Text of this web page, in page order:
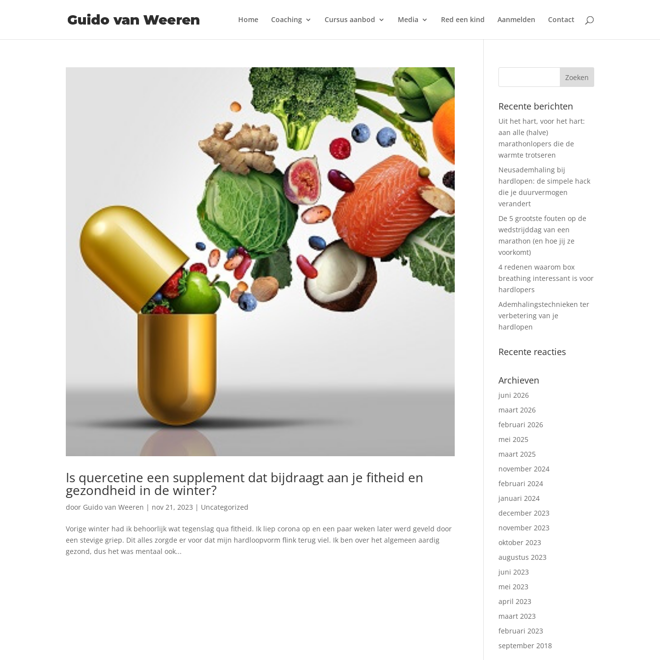
Home Coaching Cursus aanbod Media Red een kind Aanmelden Contact
Is quercetine een supplement dat bijdraagt aan je fitheid en
gezondheid in de winter?
door Guido van Weeren | nov 21, 2023 | Uncategorized
Vorige winter had ik behoorlijk wat tegenslag qua fitheid. Ik liep corona op en een paar weken later werd geveld door
een stevige griep. Dit alles zorgde er voor dat mijn hardloopvorm flink terug viel. Ik ben over het algemeen aardig
gezond, dus het was mentaal ook...
Recente berichten
Uit het hart, voor het hart:
aan alle (halve)
marathonlopers die de
warmte trotseren
Neusademhaling bij
hardlopen: de simpele hack
die je duurvermogen
verandert
De 5 grootste fouten op de
wedstrijddag van een
marathon (en hoe jij ze
voorkomt)
4 redenen waarom box
breathing interessant is voor
hardlopers
Ademhalingstechnieken ter
verbetering van je
hardlopen
Recente reacties
Archieven
juni 2026
maart 2026
februari 2026
mei 2025
maart 2025
november 2024
februari 2024
januari 2024
december 2023
november 2023
oktober 2023
augustus 2023
juni 2023
mei 2023
april 2023
maart 2023
februari 2023
september 2018